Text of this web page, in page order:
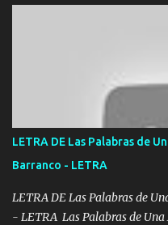
ahí está el Hombre Cuarenta
cualquier problema no más es
FALTA UN HERMANO DE
HOMBRE VALIENTE POR
VIO POR LA FAMILIA PARA
los HERMANOS un cerebro
LETRA DE Las Palabras de
Barranco - LETRA
LETRA DE Las Palabras de
- LETRA Las Palabras de